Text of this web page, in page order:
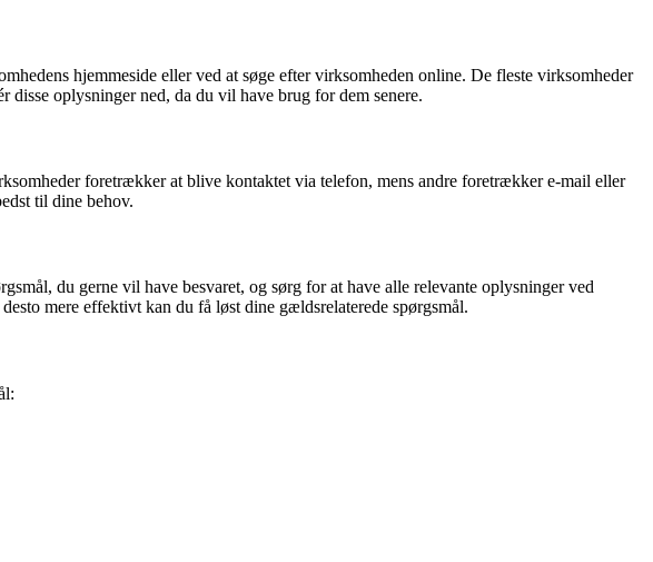
hjemmeside eller ved at søge efter virksomheden online. De fleste virksomheder
disse oplysninger ned, da du vil have brug for dem senere.
foretrækker at blive kontaktet via telefon, mens andre foretrækker e-mail eller
til dine behov.
du gerne vil have besvaret, og sørg for at have alle relevante oplysninger ved
mere effektivt kan du få løst dine gældsrelaterede spørgsmål.